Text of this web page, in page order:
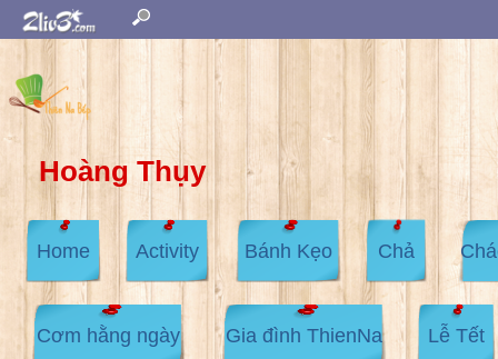
Hoàng Thụy
Home Activity Bánh Kẹo Chả
Cơm hằng ngày Gia đình ThienNa Lễ Tết